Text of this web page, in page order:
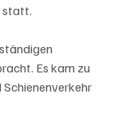
statt.
Es kam zu